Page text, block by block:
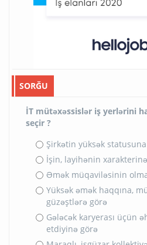
SORĞU
İT mütəxəssislər iş yerlərini
seçir ?
Şirkətin yüksək
İşin, layihənin
Əmək müqaviləsinin
Yüksək əmək haqqına,
güzəştlərə görə
Gələcək karyerası üçün
etdiyinə görə